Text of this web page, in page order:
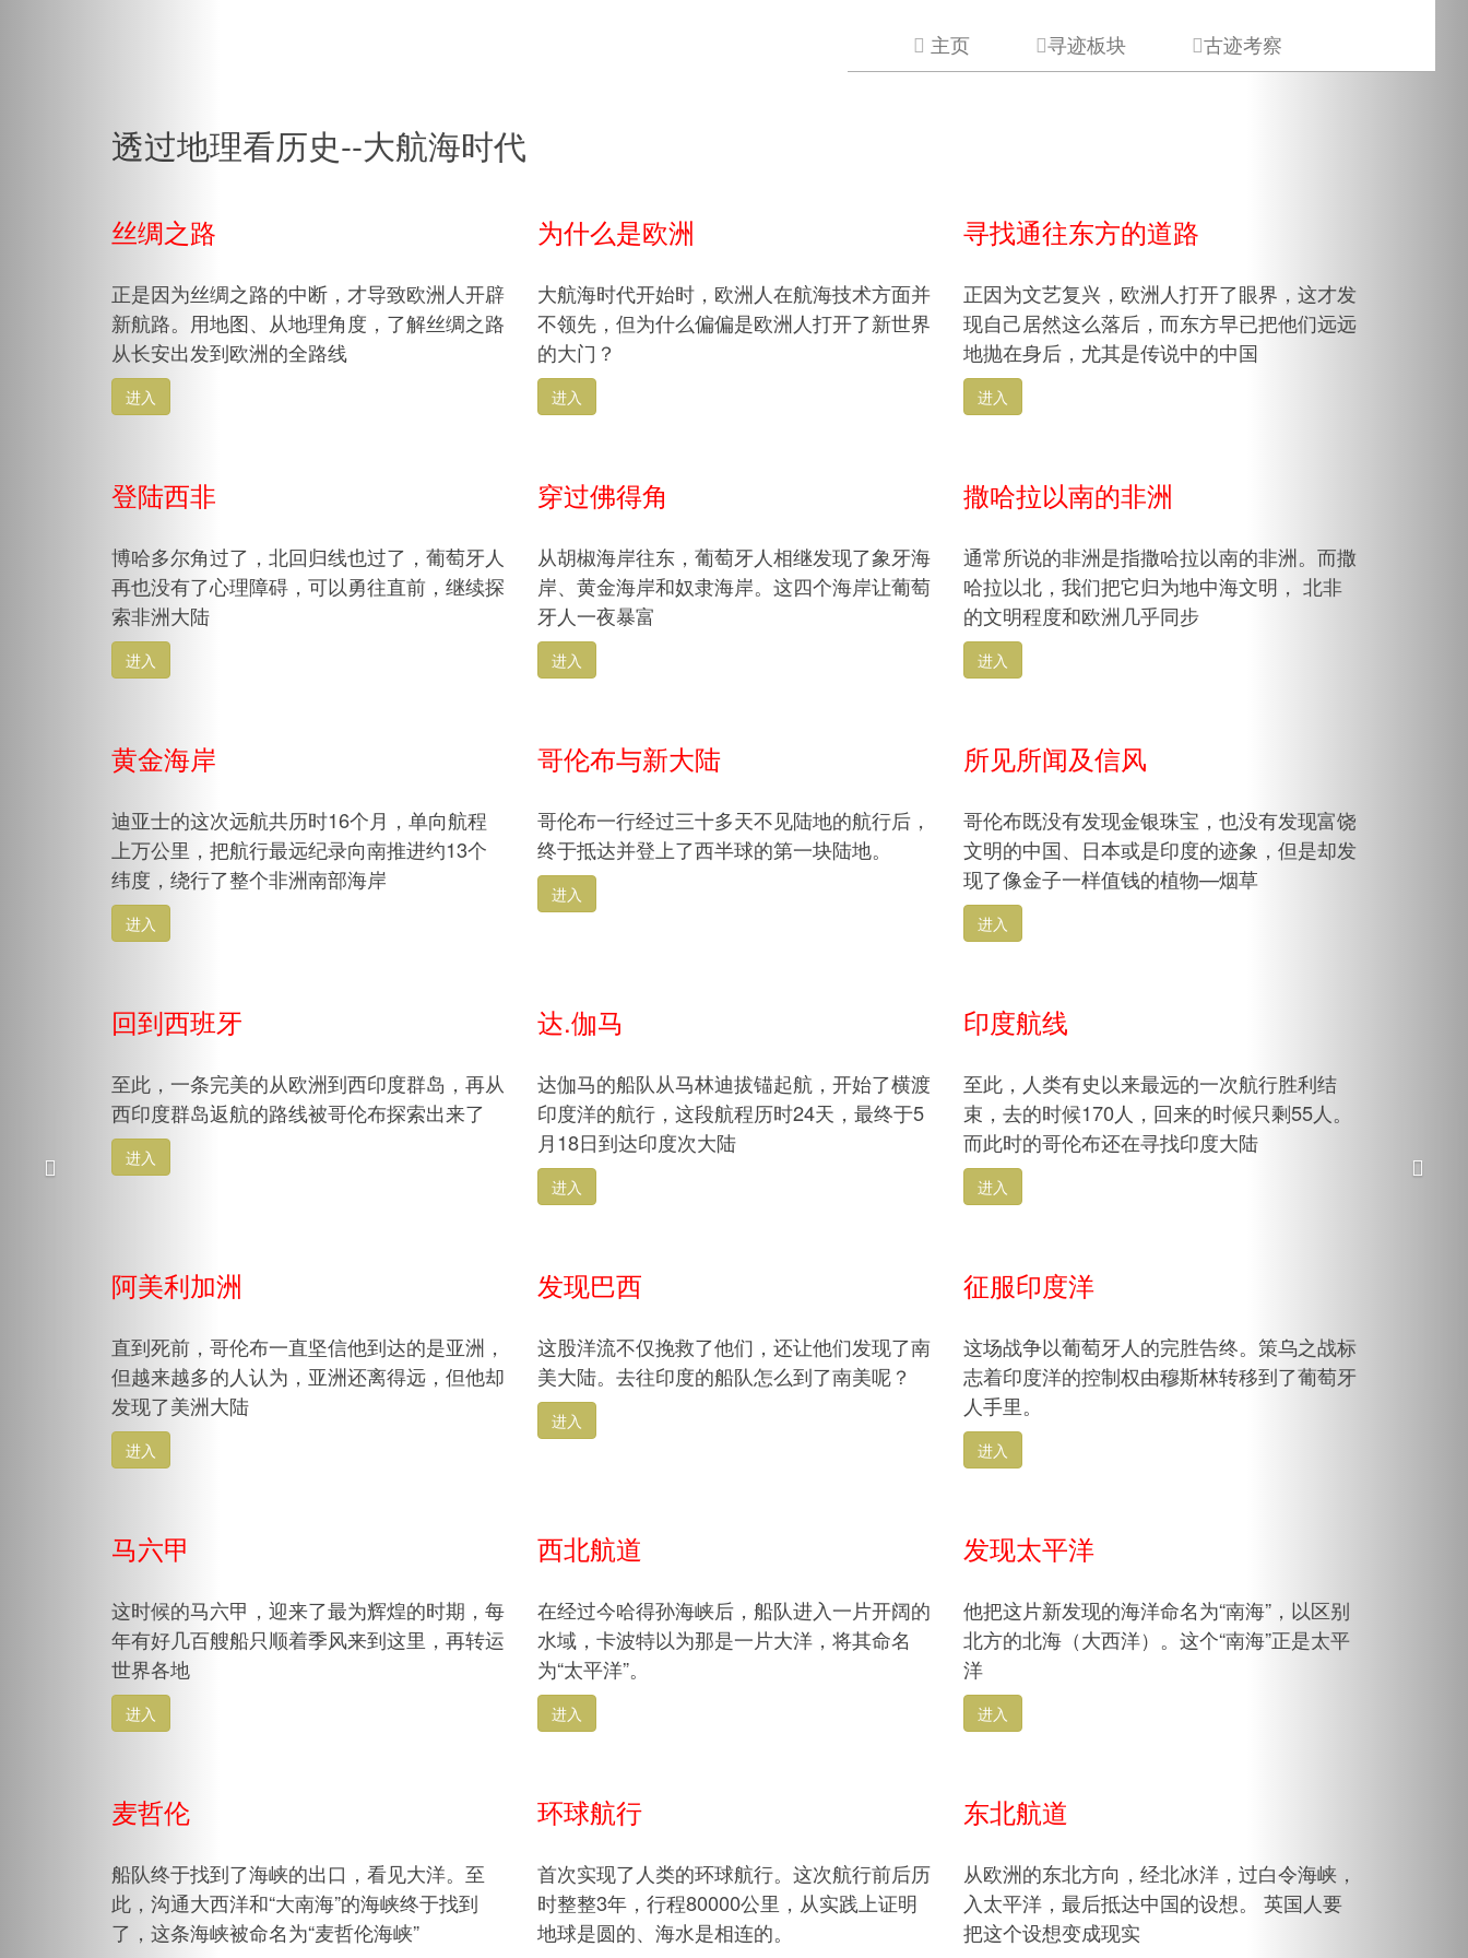
主页 寻迹板块 古迹考察
透过地理看历史--大航海时代
丝绸之路
正是因为丝绸之路的中断，才导致欧洲人开辟
新航路。用地图、从地理角度，了解丝绸之路
从长安出发到欧洲的全路线
进入
为什么是欧洲
大航海时代开始时，欧洲人在航海技术方面并
不领先，但为什么偏偏是欧洲人打开了新世界
的大门？
进入
寻找通往东方的道路
正因为文艺复兴，欧洲人打开了眼界，这才发
现自己居然这么落后，而东方早已把他们远远
地抛在身后，尤其是传说中的中国
进入
登陆西非
博哈多尔角过了，北回归线也过了，葡萄牙人
再也没有了心理障碍，可以勇往直前，继续探
索非洲大陆
进入
穿过佛得角
从胡椒海岸往东，葡萄牙人相继发现了象牙海
岸、黄金海岸和奴隶海岸。这四个海岸让葡萄
牙人一夜暴富
进入
撒哈拉以南的非洲
通常所说的非洲是指撒哈拉以南的非洲。而撒
哈拉以北，我们把它归为地中海文明， 北非
的文明程度和欧洲几乎同步
进入
黄金海岸
迪亚士的这次远航共历时16个月，单向航程
上万公里，把航行最远纪录向南推进约13个
纬度，绕行了整个非洲南部海岸
进入
哥伦布与新大陆
哥伦布一行经过三十多天不见陆地的航行后，
终于抵达并登上了西半球的第一块陆地。
进入
所见所闻及信风
哥伦布既没有发现金银珠宝，也没有发现富饶
文明的中国、日本或是印度的迹象，但是却发
现了像金子一样值钱的植物—烟草
进入
回到西班牙
至此，一条完美的从欧洲到西印度群岛，再从
西印度群岛返航的路线被哥伦布探索出来了
进入
达.伽马
达伽马的船队从马林迪拔锚起航，开始了横渡
印度洋的航行，这段航程历时24天，最终于5
月18日到达印度次大陆
进入
印度航线
至此，人类有史以来最远的一次航行胜利结
束，去的时候170人，回来的时候只剩55人。
而此时的哥伦布还在寻找印度大陆
进入
阿美利加洲
直到死前，哥伦布一直坚信他到达的是亚洲，
但越来越多的人认为，亚洲还离得远，但他却
发现了美洲大陆
进入
发现巴西
这股洋流不仅挽救了他们，还让他们发现了南
美大陆。去往印度的船队怎么到了南美呢？
进入
征服印度洋
这场战争以葡萄牙人的完胜告终。策乌之战标
志着印度洋的控制权由穆斯林转移到了葡萄牙
人手里。
进入
马六甲
这时候的马六甲，迎来了最为辉煌的时期，每
年有好几百艘船只顺着季风来到这里，再转运
世界各地
进入
西北航道
在经过今哈得孙海峡后，船队进入一片开阔的
水域，卡波特以为那是一片大洋，将其命名
为“太平洋”。
进入
发现太平洋
他把这片新发现的海洋命名为“南海”，以区别
北方的北海（大西洋）。这个“南海”正是太平
洋
进入
麦哲伦
船队终于找到了海峡的出口，看见大洋。至
此，沟通大西洋和“大南海”的海峡终于找到
了，这条海峡被命名为“麦哲伦海峡”
环球航行
首次实现了人类的环球航行。这次航行前后历
时整整3年，行程80000公里，从实践上证明
地球是圆的、海水是相连的。
东北航道
从欧洲的东北方向，经北冰洋，过白令海峡，
入太平洋，最后抵达中国的设想。 英国人要
把这个设想变成现实